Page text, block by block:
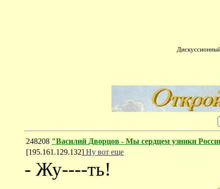
248208 "Василий Дворцов - Мы сердцем узники
[195.161.129.132] Ну вот еще
- Жу----ть!